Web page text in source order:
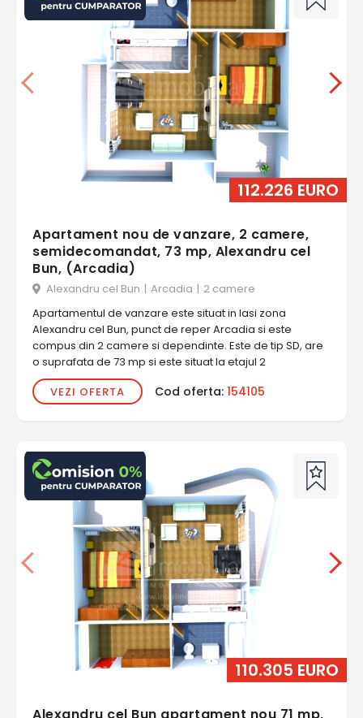
112.226 EURO
Apartament nou de vanzare, 2 camere,
semidecomandat, 73 mp, Alexandru cel
Bun, (Arcadia)
Alexandru cel Bun | Arcadia | 2 camere
Apartamentul de vanzare este situat in Iasi zona
Alexandru cel Bun, punct de reper Arcadia si este
compus din 2 camere si dependinte. Este de tip SD, are
o suprafata de 73 mp si este situat la etajul 2
VEZI OFERTA
Cod oferta: 154105
110.305 EURO